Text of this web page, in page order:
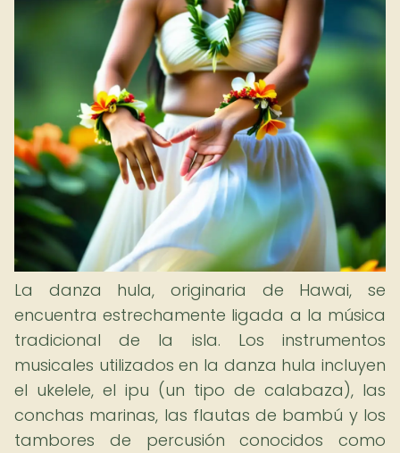
La danza hula, originaria de Hawai, se
encuentra estrechamente ligada a la música
tradicional de la isla. Los instrumentos
musicales utilizados en la danza hula incluyen
el ukelele, el ipu (un tipo de calabaza), las
conchas marinas, las flautas de bambú y los
tambores de percusión conocidos como